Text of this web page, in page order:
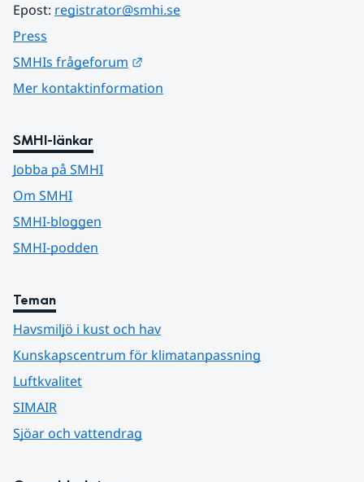
Epost: registrator@smhi.se
Press
SMHIs frågeforum
Mer kontaktinformation
SMHI-länkar
Jobba på SMHI
Om SMHI
SMHI-bloggen
SMHI-podden
Teman
Havsmiljö i kust och hav
Kunskapscentrum för klimatanpassning
Luftkvalitet
SIMAIR
Sjöar och vattendrag